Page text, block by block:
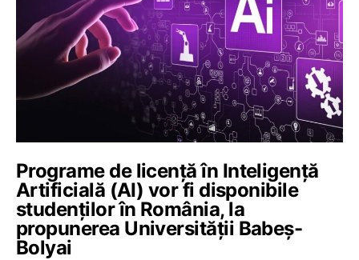
Programe de licență în Inteligență
Artificială (AI) vor fi disponibile
studenților în România, la
propunerea Universității Babeș-
Bolyai